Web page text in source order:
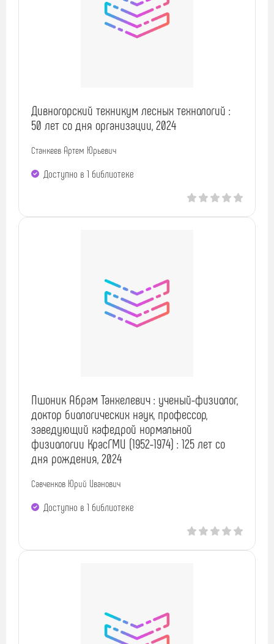
Дивногорский техникум лесных технологий :
50 лет со дня организации, 2024
Станкеев Артем Юрьевич
Доступно в 1 библиотекe
Пшоник Абрам Танхелевич : ученый-физиолог,
доктор биологических наук, профессор,
заведующий кафедрой нормальной
физиологии КрасГМИ (1952-1974) : 125 лет со
дня рождения, 2024
Савченков Юрий Иванович
Доступно в 1 библиотекe